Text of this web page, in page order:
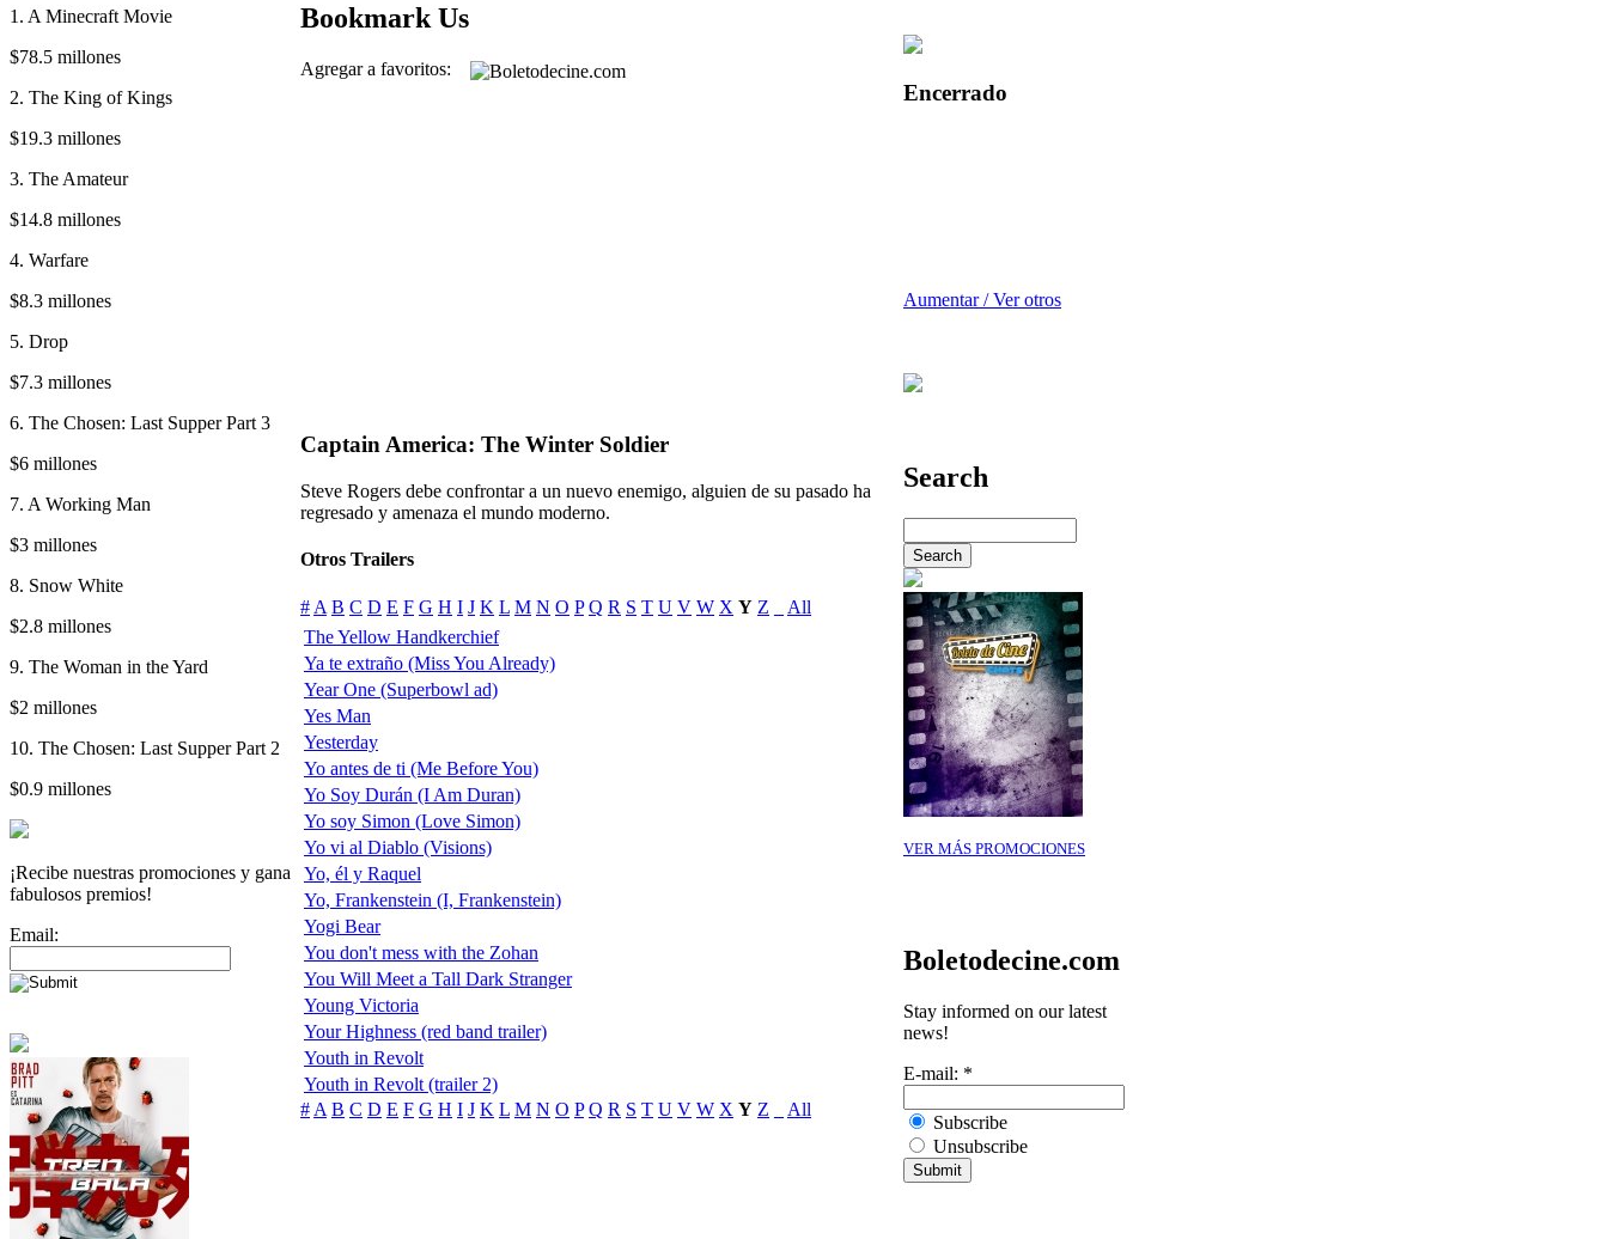
1. A Minecraft Movie
$78.5 millones
2. The King of Kings
$19.3 millones
3. The Amateur
$14.8 millones
4. Warfare
$8.3 millones
5. Drop
$7.3 millones
6. The Chosen: Last Supper Part 3
$6 millones
7. A Working Man
$3 millones
8. Snow White
$2.8 millones
9. The Woman in the Yard
$2 millones
10. The Chosen: Last Supper Part 2
$0.9 millones
¡Recibe nuestras promociones y gana
fabulosos premios!
Email:
Bookmark Us
Agregar a favoritos:
Captain America: The Winter Soldier
Steve Rogers debe confrontar a un nuevo enemigo, alguien de su pasado ha
regresado y amenaza el mundo moderno.
Otros Trailers
# A B C D E F G H I J K L M N O P Q R S T U V W X Y Z
All
The Yellow Handkerchief
Ya te extraño (Miss You Already)
Year One (Superbowl ad)
Yes Man
Yesterday
Yo antes de ti (Me Before You)
Yo Soy Durán (I Am Duran)
Yo soy Simon (Love Simon)
Yo vi al Diablo (Visions)
Yo, él y Raquel
Yo, Frankenstein (I, Frankenstein)
Yogi Bear
You don't mess with the Zohan
You Will Meet a Tall Dark Stranger
Young Victoria
Your Highness (red band trailer)
Youth in Revolt
Youth in Revolt (trailer 2)
# A B C D E F G H I J K L M N O P Q R S T U V W X Y Z All
Encerrado
Aumentar / Ver otros
Search
VER MÁS PROMOCIONES
Boletodecine.com
Stay informed on our latest
news!
E-mail: *
Subscribe
Unsubscribe